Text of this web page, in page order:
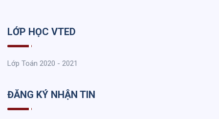
LỚP HỌC VTED
Lớp Toán 2020 - 2021
ĐĂNG KÝ NHẬN TIN